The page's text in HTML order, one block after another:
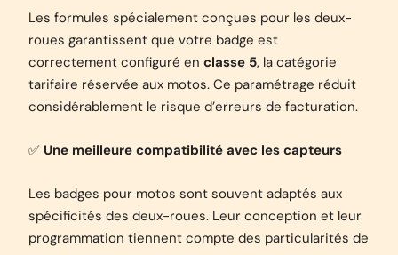
Les formules spécialement conçues pour les deux-
roues garantissent que votre badge est
correctement configuré en classe 5, la catégorie
tarifaire réservée aux motos. Ce paramétrage réduit
considérablement le risque d’erreurs de facturation.
✅ Une meilleure compatibilité avec les capteurs
Les badges pour motos sont souvent adaptés aux
spécificités des deux-roues. Leur conception et leur
programmation tiennent compte des particularités de